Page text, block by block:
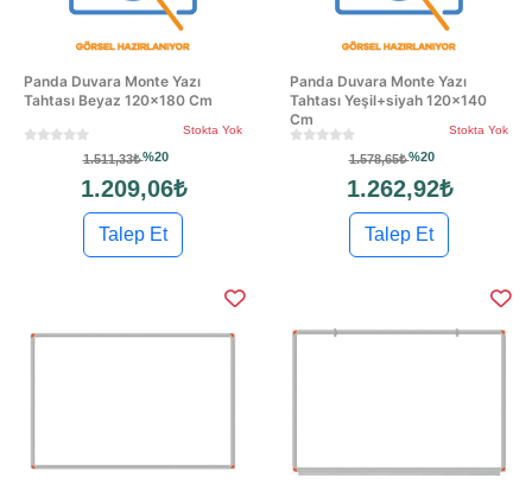
Panda Duvara Monte Yazı
Tahtası Beyaz 120x180 Cm
Stokta Yok
1.511,33₺%20
1.209,06₺
Talep Et
Panda Duvara Monte Yazı
Tahtası Yeşil+siyah 120x140
Cm
Stokta Yok
1.578,65₺%20
1.262,92₺
Talep Et